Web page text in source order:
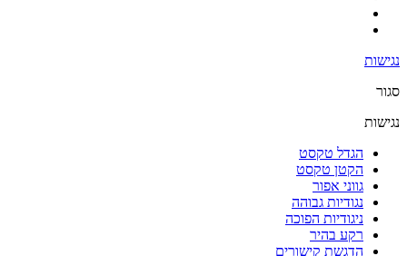
נגישות
סגור
נגישות
הגדל טקסט
הקטן טקסט
גווני אפור
נגודיות גבוהה
ניגודיות הפוכה
רקע בהיר
הדגשת קישורים